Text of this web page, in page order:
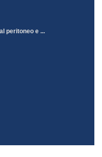
peritoneo e ...